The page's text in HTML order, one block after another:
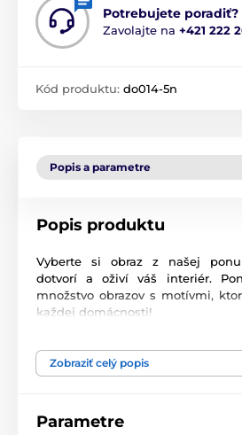
Potrebujete poradiť?
Zavolajte na +421 222
Kód produktu: do014-5n
Popis a parametre
Popis produktu
Vyberte si obraz z našej
dotvorí a oživí váš interiér.
množstvo obrazov s motívmi,
každej domácnosti!
(v cm):
Zobraziť celý popis
Parametre